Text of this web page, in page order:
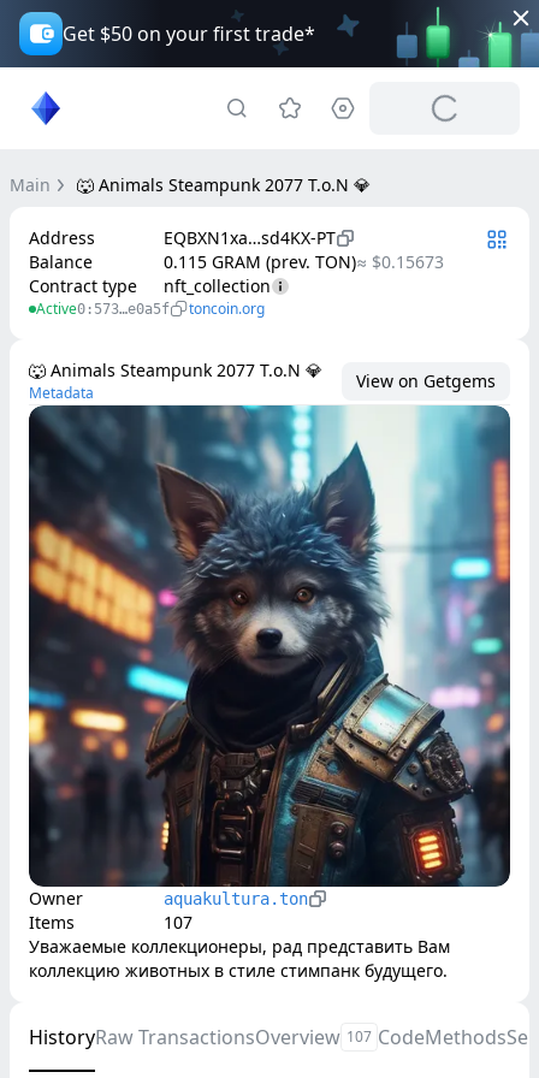
Get $50 on your first trade*
Main 🐺 Animals Steampunk 2077 T.o.N 💎
Address
EQBXN1xa…sd4KX-PT
Balance
0.115 GRAM (prev. TON)≈ $0.15673
Contract type
nft_collection
Active0:573…e0a5f toncoin.org
🐺 Animals Steampunk 2077 T.o.N 💎
Metadata
View on Getgems
Owner aquakultura.ton
Items
107
Уважаемые коллекционеры, рад представить Вам
коллекцию животных в стиле стимпанк будущего.
HistoryRaw TransactionsOverview 107 CodeMethods